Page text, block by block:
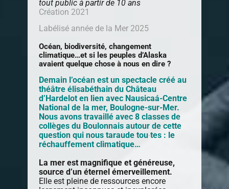
tout public à partir de 10 ans
Création 2021
Labélisé année de la Mer 2025
Océan, biodiversité, changement
climatique…et si les peuples d’Alaska
avaient quelque chose à nous en dire ?
Demain l’océan est un spectacle créé au
théâtreélisabéthain du Château
d’Hardeloten lien avec Nausicaá-Centre
National de la mer, Boulogne-sur-Mer.
Nous avons travaillé avec 8 classes de
collèges du Boulonnais autour de cette
question qui nous taraude tou∙tes : le
réchauffement climatique…
La mer est magnifique et généreuse,
source d’un éternel émerveillement.
Elle est pleine de ressources encore